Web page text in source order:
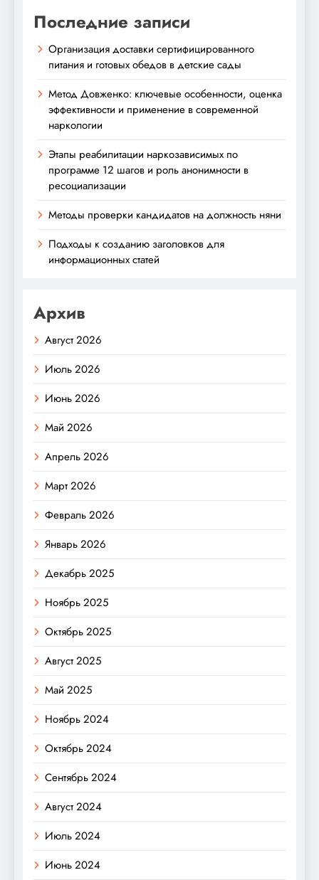
Последние записи
Организация доставки сертифицированного
питания и готовых обедов в детские сады
Метод Довженко: ключевые особенности, оценка
эффективности и применение в современной
наркологии
Этапы реабилитации наркозависимых по
программе 12 шагов и роль анонимности в
ресоциализации
Методы проверки кандидатов на должность няни
Подходы к созданию заголовков для
информационных статей
Архив
Август 2026
Июль 2026
Июнь 2026
Май 2026
Апрель 2026
Март 2026
Февраль 2026
Январь 2026
Декабрь 2025
Ноябрь 2025
Октябрь 2025
Август 2025
Май 2025
Ноябрь 2024
Октябрь 2024
Сентябрь 2024
Август 2024
Июль 2024
Июнь 2024